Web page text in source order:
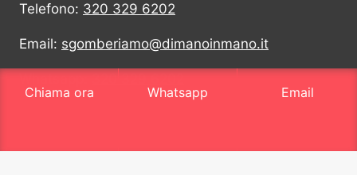
Telefono: 320 329 6202
Email: sgomberiamo@dimanoinmano.it
Chiama ora
Whatsapp Email